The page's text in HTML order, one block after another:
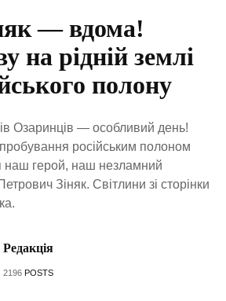
— вдома!
на рідній землі
полону
Озаринців — особливий день!
російським полоном
наш герой, наш незламний
Зіняк. Світлини зі сторінки
Редакція
2196 POSTS